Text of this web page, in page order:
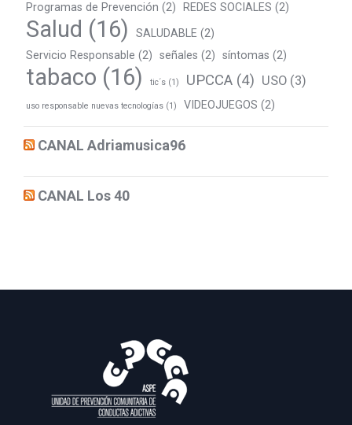
Programas de Prevención (2) REDES SOCIALES (2)
Salud (16) SALUDABLE (2)
Servicio Responsable (2) señales (2) síntomas (2)
tabaco (16) tic´s (1) UPCCA (4) USO (3)
uso responsable nuevas tecnologías (1) VIDEOJUEGOS (2)
CANAL Adriamusica96
CANAL Los 40